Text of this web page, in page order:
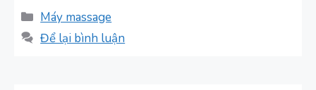
Danh
mục
Máy massage
Để lại bình luận